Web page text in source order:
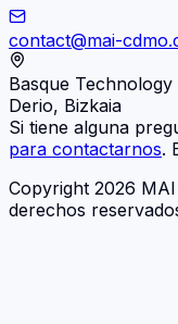
contact@mai-
Basque
Derio, Bizkaia
Si tiene alguna
para contactarnos.
Copyright 2026
derechos